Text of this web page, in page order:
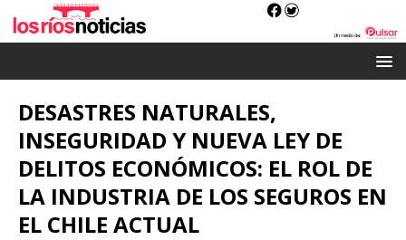
DESASTRES NATURALES,
INSEGURIDAD Y NUEVA LEY DE
DELITOS ECONÓMICOS: EL ROL DE
LA INDUSTRIA DE LOS SEGUROS EN
EL CHILE ACTUAL